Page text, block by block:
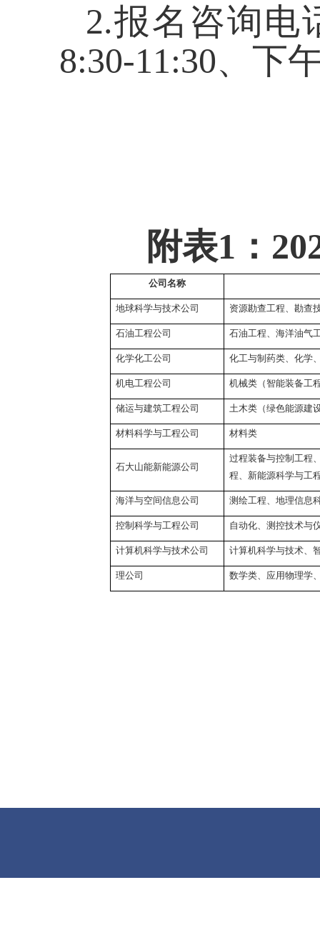
2.报名咨询电
8:30-11:30、下
附表1 ：
公司名称
地球科学与技术公司 资源勘查工程、勘查
石油工程公司 石油工程、海洋油气
化学化工公司 化工与制药类、化学
机电工程公司 机械类（智能装备工
储运与建筑工程公司 土木类（绿色能源建
材料科学与工程公司 材料类
石大山能新能源公司
过程装备与控制工程
程、新能源科学与工
海洋与空间信息公司 测绘工程、地理信息
控制科学与工程公司 自动化、测控技术与
计算机科学与技术公司 计算机科学与技术、
理公司 数学类、应用物理学